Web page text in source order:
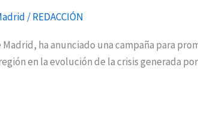
/REDACCIÓN
ha anunciado una campaña para
en la evolución de la crisis generada